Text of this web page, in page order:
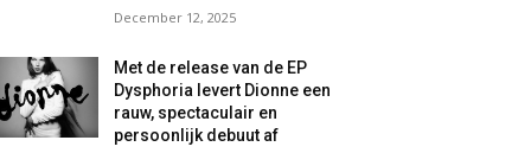
December 12, 2025
Met de release van de EP
Dysphoria levert Dionne een
rauw, spectaculair en
persoonlijk debuut af